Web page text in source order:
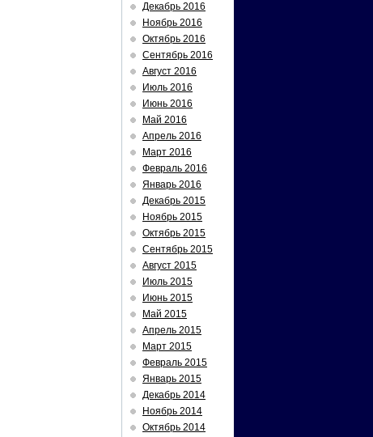
Декабрь 2016
Ноябрь 2016
Октябрь 2016
Сентябрь 2016
Август 2016
Июль 2016
Июнь 2016
Май 2016
Апрель 2016
Март 2016
Февраль 2016
Январь 2016
Декабрь 2015
Ноябрь 2015
Октябрь 2015
Сентябрь 2015
Август 2015
Июль 2015
Июнь 2015
Май 2015
Апрель 2015
Март 2015
Февраль 2015
Январь 2015
Декабрь 2014
Ноябрь 2014
Октябрь 2014